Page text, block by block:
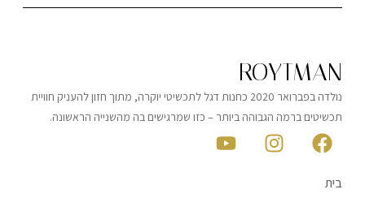
ROYTMAN
נולדה בפברואר 2020 כחנות דגל לתכשיטי יוקרה, מתוך חזון להעניק חוויית
תכשיטים ברמה הגבוהה ביותר – כזו שמרגישים בה מהשנייה הראשונה.
בית